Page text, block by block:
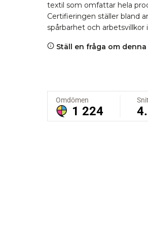
textil som omfattar hela
Certifieringen ställer bland
spårbarhet och arbetsvillkor
Ställ en fråga om